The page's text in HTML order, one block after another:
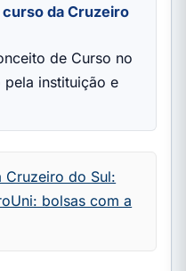
da Cruzeiro
de Curso no
instituição e
Cruzeiro do Sul:
bolsas com a